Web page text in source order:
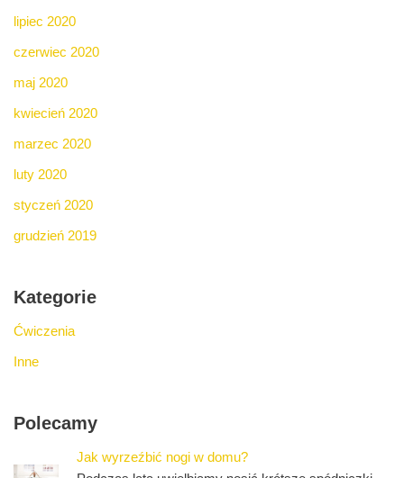
lipiec 2020
czerwiec 2020
maj 2020
kwiecień 2020
marzec 2020
luty 2020
styczeń 2020
grudzień 2019
Kategorie
Ćwiczenia
Inne
Polecamy
Jak wyrzeźbić nogi w domu?